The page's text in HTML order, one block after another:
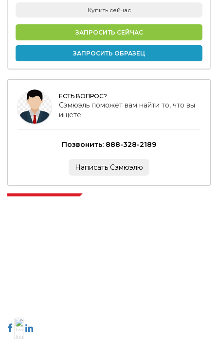
Купить сейчас
ЗАПРОСИТЬ СЕЙЧАС
ЗАПРОСИТЬ ОБРАЗЕЦ
ЕСТЬ ВОПРОС?
Сэмюэль поможет вам найти то, что вы
ищете.
Позвонить: 888-328-2189
Написать Сэмюэлю